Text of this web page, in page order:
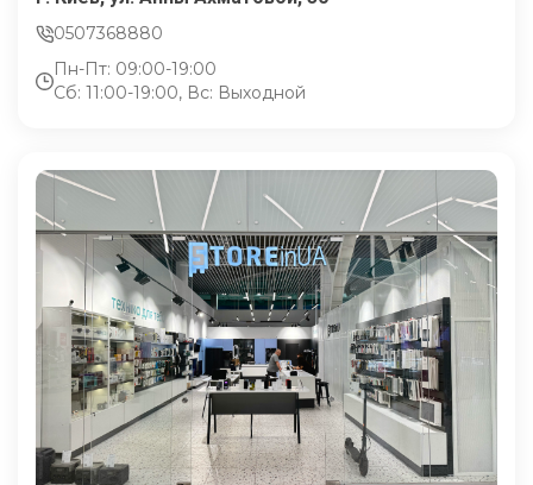
0507368880
Пн-Пт: 09:00-19:00
Сб: 11:00-19:00, Вс: Выходной